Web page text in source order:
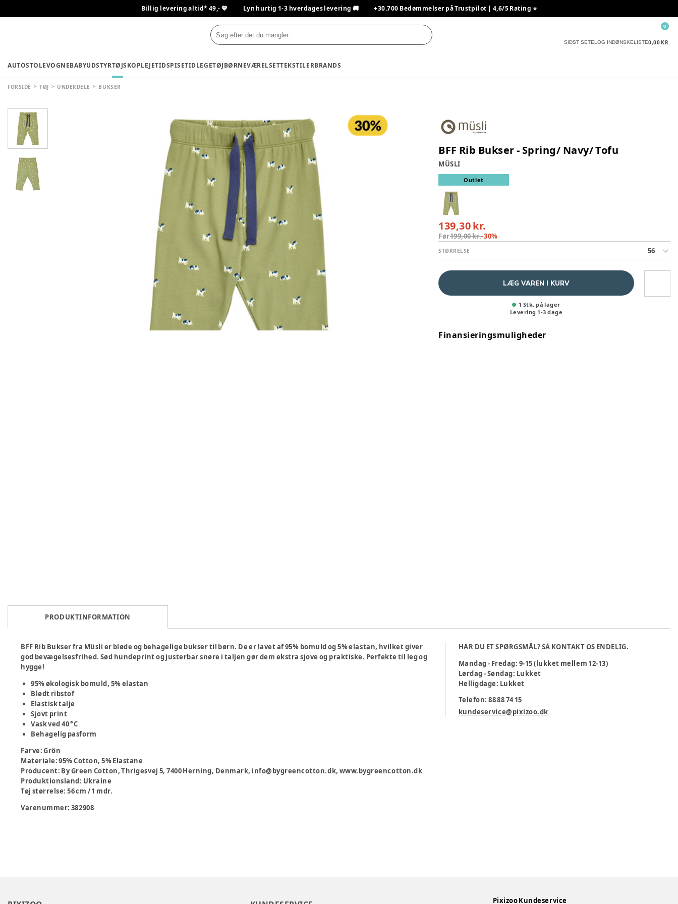
Billig levering altid* 49,- 💙 Lyn hurtig 1-3 hverdages levering 🚚 +30.700 Bedømmelser på Trustpilot | 4,6/5 Rating ⭐️
SIDST SETELOG INDØNSKELISTE0,00 KR.
0
AUTOSTOLEVOGNEBABYUDSTYRTØJSKOPLEJETIDSPISETIDLEGETØJBØRNEVÆRELSETTEKSTILERBRANDS
FORSIDE TØJ UNDERDELE BUKSER
BFF Rib Bukser - Spring/ Navy/ Tofu
MÜSLI
Outlet
139,30 kr.
Før199,00 kr.-30%
STØRRELSE 56
LÆG VAREN I KURV
1 Stk. på lager
Levering 1-3 dage
Finansieringsmuligheder
PRODUKTINFORMATION
BFF Rib Bukser fra Müsli er bløde og behagelige bukser til børn. De er lavet af 95% bomuld og 5% elastan, hvilket giver
god bevægelsesfrihed. Sød hundeprint og justerbar snøre i taljen gør dem ekstra sjove og praktiske. Perfekte til leg og
hygge!
95% økologisk bomuld, 5% elastan
Blødt ribstof
Elastisk talje
Sjovt print
Vask ved 40 °C
Behagelig pasform
Farve:Grön
Materiale:95% Cotton, 5% Elastane
Producent: By Green Cotton, Thrigesvej 5, 7400 Herning, Denmark, info@bygreencotton.dk, www.bygreencotton.dk
Produktionsland: Ukraine
Tøj størrelse:56 cm / 1 mdr.
Varenummer: 382908
HAR DU ET SPØRGSMÅL? SÅ KONTAKT OS ENDELIG.
Mandag - Fredag: 9-15 (lukket mellem 12-13)
Lørdag - Søndag: Lukket
Helligdage: Lukket
Telefon: 88 88 74 15
kundeservice@pixizoo.dk
Pixizoo Kundeservice